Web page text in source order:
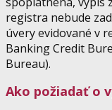
registra nebude
úvery evidované v
Banking Credit
Bureau).
Ako požiadať o